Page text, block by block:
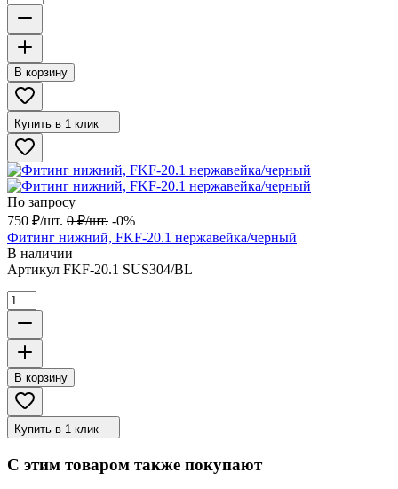
В корзину
Купить в 1 клик
По запросу
750 ₽/шт. 0 ₽/шт. -0%
Фитинг нижний, FKF-20.1 нержавейка/черный
В наличии
Артикул FKF-20.1 SUS304/BL
В корзину
Купить в 1 клик
С этим товаром также покупают